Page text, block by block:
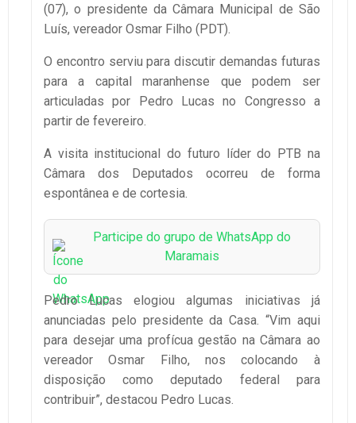
(07), o presidente da Câmara Municipal de São
Luís, vereador Osmar Filho (PDT).
O encontro serviu para discutir demandas futuras
para a capital maranhense que podem ser
articuladas por Pedro Lucas no Congresso a
partir de fevereiro.
A visita institucional do futuro líder do PTB na
Câmara dos Deputados ocorreu de forma
espontânea e de cortesia.
Participe do grupo de WhatsApp do
Maramais
Pedro Lucas elogiou algumas iniciativas já
anunciadas pelo presidente da Casa. “Vim aqui
para desejar uma profícua gestão na Câmara ao
vereador Osmar Filho, nos colocando à
disposição como deputado federal para
contribuir”, destacou Pedro Lucas.